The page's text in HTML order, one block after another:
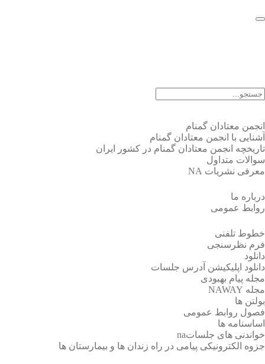
انجمن معتادان گمنام
آشنایی با انجمن معتادان گمنام
تاریخچه انجمن معتادان گمنام در کشور ایران
سوالات متداول
معرفی نشریات NA
درباره ما
روابط عمومی
خطوط تلفنی
فرم نظرسنجی
دانلود
دانلود اپلیکیشن آدرس جلسات
مجله پیام بهبودی
مجله NAWAY
بولتن ها
فصول روابط عمومی
اساسنامه ها
خواندنی های جلساتna
جزوه الکترونیکی پیامی در راه زندان ها و بیمارستان ها